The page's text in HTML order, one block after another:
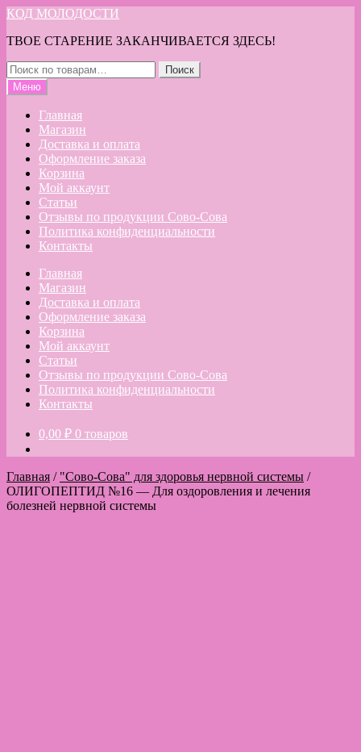
Перейти
навигации
Перейти
содержимому
КОД МОЛОДОСТИ
ТВОЕ СТАРЕНИЕ ЗАКАНЧИВАЕТСЯ ЗДЕСЬ!
Искать:
Поиск
Меню
Главная
Магазин
Доставка и оплата
Оформление заказа
Корзина
Мой аккаунт
Статьи
Отзывы по продукции Сово-Сова
Политика конфиденциальности
Контакты
Главная
Магазин
Доставка и оплата
Оформление заказа
Корзина
Мой аккаунт
Статьи
Отзывы по продукции Сово-Сова
Политика конфиденциальности
Контакты
0,00 ₽ 0 товаров
Главная / "Сово-Сова" для здоровья нервной системы /
ОЛИГОПЕПТИД №16 — Для оздоровления и лечения
болезней нервной системы